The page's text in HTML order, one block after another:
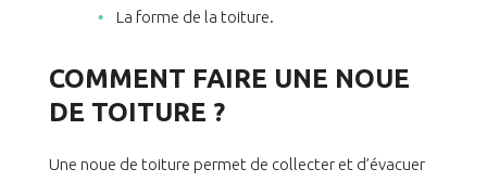
La forme de la toiture.
COMMENT FAIRE UNE NOUE
DE TOITURE ?
Une noue de toiture permet de collecter et d’évacuer